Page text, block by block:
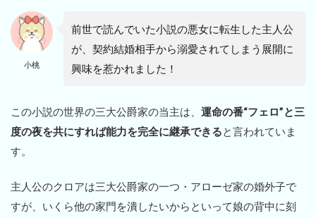
小桃
前世で読んでいた小説の悪女に転生した主人公
が、契約結婚相手から溺愛されてしまう展開に
興味を惹かれました！
この小説の世界の三大公爵家の当主は、 運命の番“フェロ”と三
度の夜を共にすれば能力を完全に継承できると言われていま
す。
主人公のクロアは三大公爵家の一つ・アローゼ家の婚外子で
すが、いくら他の家門を潰したいからといって娘の背中に刻